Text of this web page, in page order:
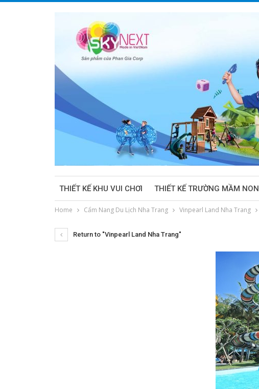
THIẾT KẾ KHU VUI CHƠI THIẾT KẾ TRƯỜNG MẦM NON
Home Cẩm Nang Du Lịch Nha Trang Vinpearl Land Nha Trang
Return to "Vinpearl Land Nha Trang"